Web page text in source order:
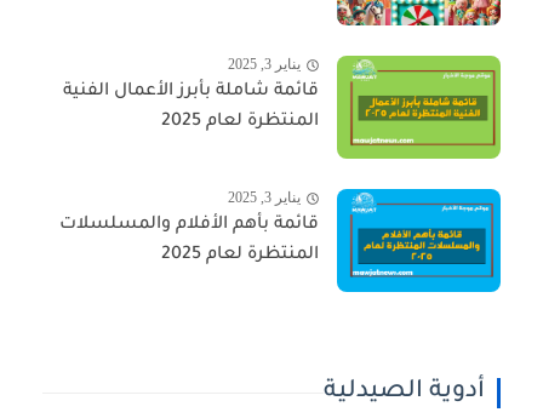
يناير 3, 2025
قائمة شاملة بأبرز الأعمال الفنية
المنتظرة لعام 2025
يناير 3, 2025
قائمة بأهم الأفلام والمسلسلات
المنتظرة لعام 2025
أدوية الصيدلية